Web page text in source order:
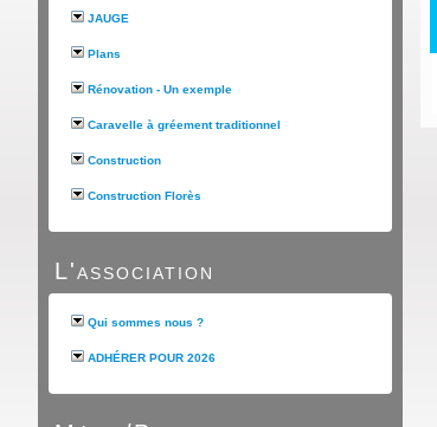
JAUGE
Plans
Rénovation - Un exemple
Caravelle à gréement traditionnel
Construction
Construction Florès
L'association
Qui sommes nous ?
ADHÉRER POUR 2026